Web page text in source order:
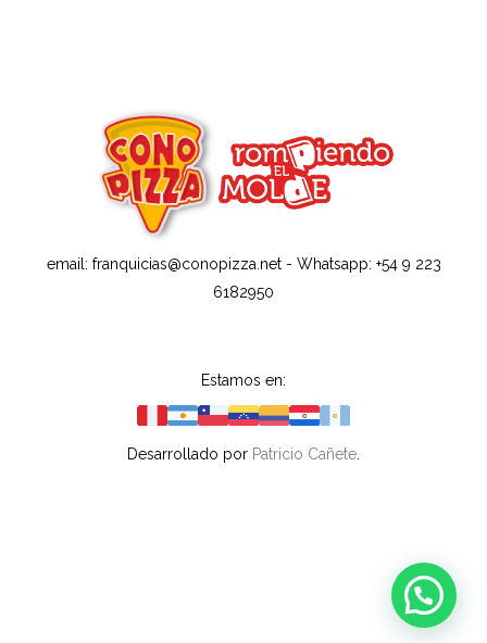
email: franquicias@conopizza.net - Whatsapp: +54 9 223
6182950
Estamos en:
Desarrollado por Patricio Cañete